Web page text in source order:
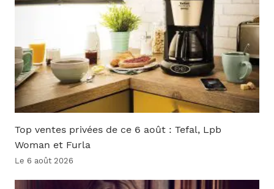
Top ventes privées de ce 6 août : Tefal, Lpb
Woman et Furla
Le 6 août 2026